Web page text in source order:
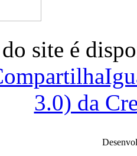
site é
3.0) da